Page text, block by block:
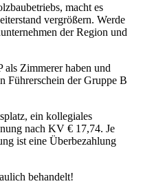
macht es
vergrößern. Werde
der Region und
als Zimmerer haben und
Führerschein der Gruppe B
ein kollegiales
nach KV € 17,74. Je
ist eine Überbezahlung
behandelt!